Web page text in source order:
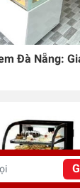
Đà Nẵng: